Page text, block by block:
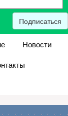
Подписаться
Новости